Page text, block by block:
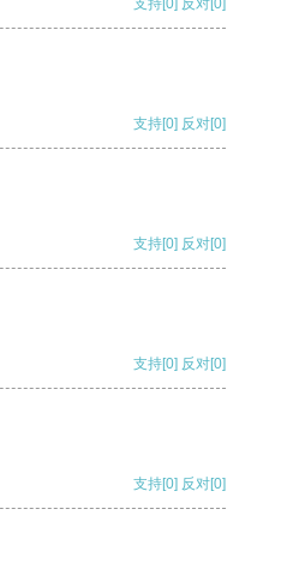
支持[0] 反对[0]
支持[0] 反对[0]
支持[0] 反对[0]
支持[0] 反对[0]
支持[0] 反对[0]